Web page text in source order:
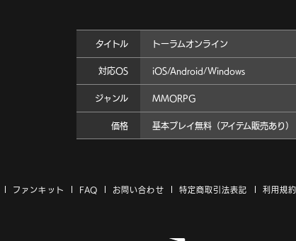
タイトル トーラムオンライン
対応OS iOS/Android/Windows
ジャンル MMORPG
価格 基本プレイ無料（アイテム販売あり）
ファンキット FAQ お問い合わせ 特定商取引法表記 利用規約